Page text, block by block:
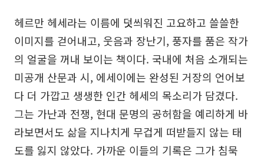
헤르만 헤세라는 이름에 덧씌워진 고요하고 쓸쓸한
이미지를 걷어내고, 웃음과 장난기, 풍자를 품은 작가
의 얼굴을 꺼내 보이는 책이다. 국내에 처음 소개되는
미공개 산문과 시, 에세이에는 완성된 거장의 언어보
다 더 가깝고 생생한 인간 헤세의 목소리가 담겼다.
그는 가난과 전쟁, 현대 문명의 공허함을 예리하게 바
라보면서도 삶을 지나치게 무겁게 떠받들지 않는 태
도를 잃지 않았다. 가까운 이들의 기록은 그가 침묵